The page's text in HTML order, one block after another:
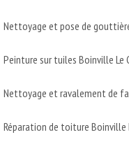
Nettoyage et pose de
Peinture sur tuiles Boinville Le
Nettoyage et ravalement de
Réparation de toiture Boinville